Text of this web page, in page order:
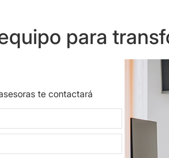
para
te contactará